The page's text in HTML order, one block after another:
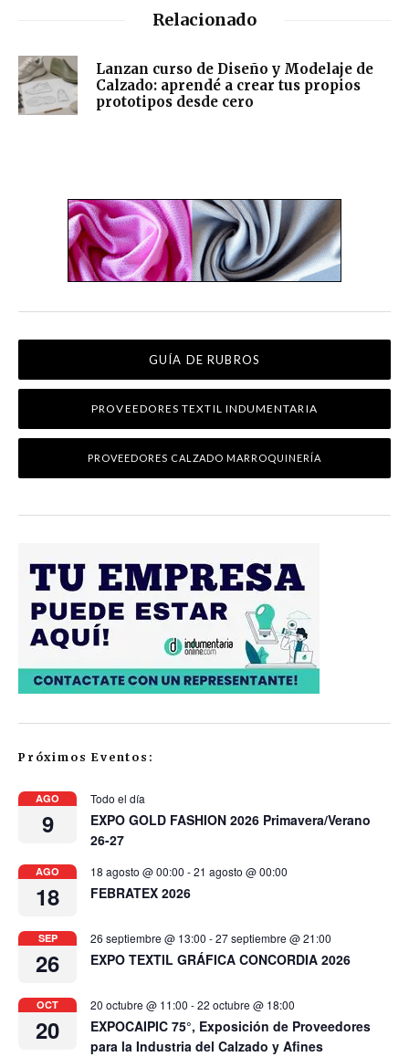
Relacionado
Lanzan curso de Diseño y Modelaje de
Calzado: aprendé a crear tus propios
prototipos desde cero
GUÍA DE RUBROS
PROVEEDORES TEXTIL INDUMENTARIA
PROVEEDORES CALZADO MARROQUINERÍA
Próximos Eventos:
AGO
9
Todo el día
EXPO GOLD FASHION 2026 Primavera/Verano
26-27
AGO
18
18 agosto @ 00:00 -21 agosto @ 00:00
FEBRATEX 2026
SEP
26
26 septiembre @ 13:00 -27 septiembre @ 21:00
EXPO TEXTIL GRÁFICA CONCORDIA 2026
OCT
20
20 octubre @ 11:00 -22 octubre @ 18:00
EXPOCAIPIC 75°, Exposición de Proveedores
para la Industria del Calzado y Afines